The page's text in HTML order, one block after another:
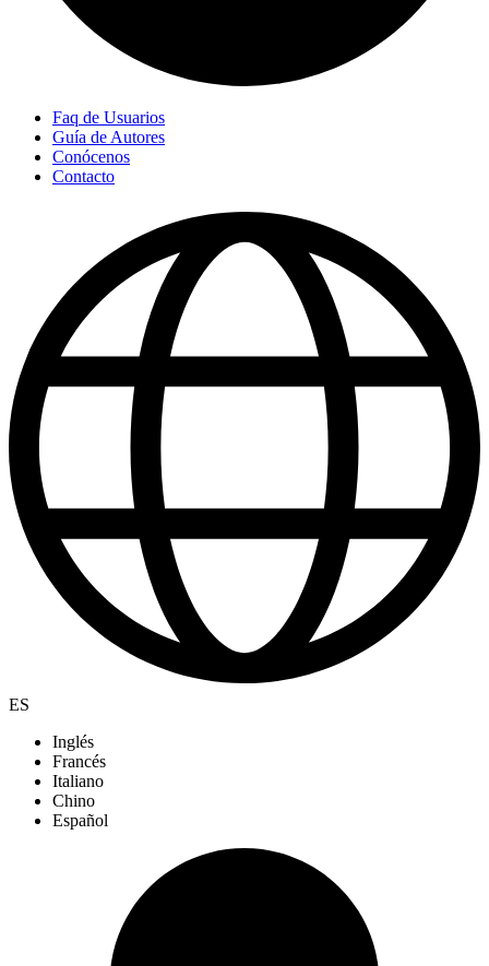
Faq de Usuarios
Guía de Autores
Conócenos
Contacto
ES
Inglés
Francés
Italiano
Chino
Español